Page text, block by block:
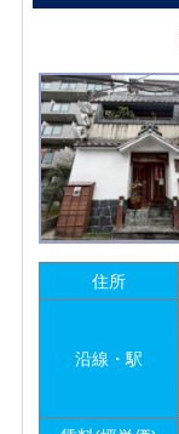
住所
沿線・駅